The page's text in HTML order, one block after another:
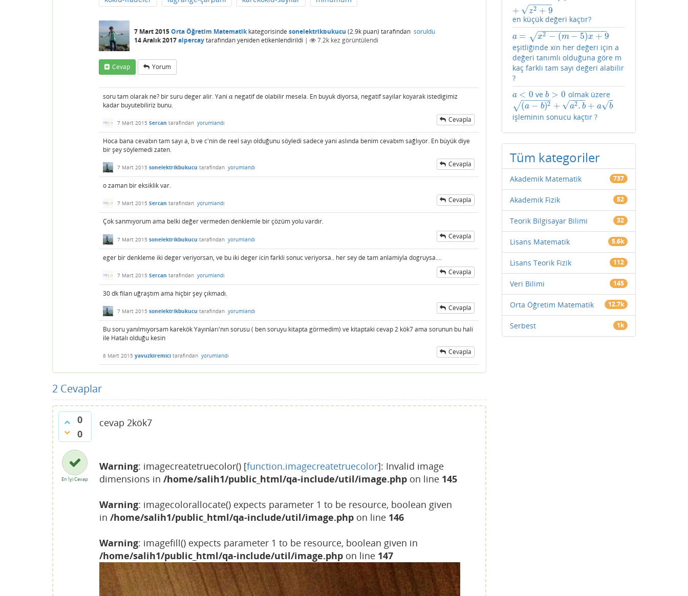
7 Mart 2015Orta Öğretim Matematikkategorisinde sonelektrikbukucu (2.9k puan) tarafından soruldu
14 Aralık 2017alpercaytarafındanyeniden etikenlendirildi | 7.2k kez görüntülendi
Cevap Yorum
soru tam olarak ne? bir suru deger alir. Yani a
a negatif de olabilir mesela. En buyuk diyorsa, negatif sayilar koyarak istedigimiz
kadar buyutebiliriz bunu.
7 Mart 2015 Sercan tarafından yorumlandı Cevapla
Hoca bana cevabın tam sayı a, b ve c'nin de reel sayı olduğunu söyledi sadece yani aslında benim cevabım sağlıyor. En büyük diye
bir şey söylemedi zaten.
7 Mart 2015 sonelektrikbukucu tarafından yorumlandı Cevapla
o zaman bir eksiklik var.
7 Mart 2015 Sercan tarafından yorumlandı Cevapla
Çok sanmıyorum ama belki değer vermeden denklemle bir çözüm yolu vardır.
7 Mart 2015 sonelektrikbukucu tarafından yorumlandı Cevapla
eger bir denkleme iki deger veriyorsan, ve bu iki deger icin farkli sonuc veriyorsa.. her sey de tam anlamiyla dogruysa....
7 Mart 2015 Sercan tarafından yorumlandı Cevapla
30 dk filan uğraştım ama hiçbir şey çıkmadı.
7 Mart 2015 sonelektrikbukucu tarafından yorumlandı Cevapla
Bu soru yanılmıyorsam karekök Yayınları'nın sorusu ( ben soruyu kitapta görmedim) ve kitaptaki cevap 2 kök7 ama sorunun bu hali
ile Hatalı olduğu kesin
8 Mart 2015 yavuzkiremici tarafından yorumlandı Cevapla
2 Cevaplar
0
0
En İyi Cevap
cevap 2kök7
Warning: imagecreatetruecolor() [function.imagecreatetruecolor]: Invalid image
dimensions in /home/salih1/public_html/qa-include/util/image.php on line 145
Warning: imagecolorallocate() expects parameter 1 to be resource, boolean given
in /home/salih1/public_html/qa-include/util/image.php on line 146
Warning: imagefill() expects parameter 1 to be resource, boolean given in
/home/salih1/public_html/qa-include/util/image.php on line 147
+
z2 + 9
− −
−−−
√
en küçük değeri kaçtır?
a = x2 − (m − 5)x + 9
− −
−−−−−−−−−−−−−
√
a=x2 −(m−5 )x+9
eşitliğinde xin her değeri için a
değeri tanımlı olduğuna göre m
kaç farklı tam sayı değeri alabilir
?
a < 0
a<0 veb > 0
b >0 olmak üzere
(a − b)2
− −
−−−−
√ + a2. b
− −
−−
√ + a b
√
(a−b)2+a2.b +a b
işleminin sonucu kaçtır ?
Tüm kategoriler
Akademik Matematik 737
Akademik Fizik 52
Teorik Bilgisayar Bilimi 32
Lisans Matematik 5.6k
Lisans Teorik Fizik 112
Veri Bilimi 145
Orta Öğretim Matematik 12.7k
Serbest 1k